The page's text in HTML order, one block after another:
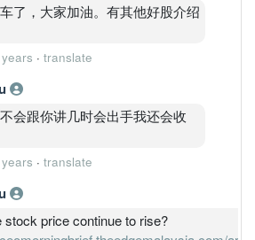
了，大家加油。有其他好股介绍
· translate
会跟你讲几时会出手我还会收
· translate
stock price continue to rise?